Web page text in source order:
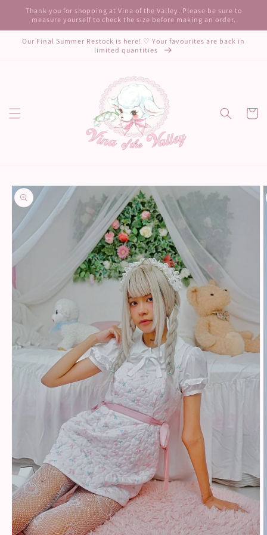
Skip to
content
Thank you for shopping at Vina of the Valley. Please be sure to
measure yourself to check the size before making an order.
Our Final Summer Restock is here! ♡ Your favourites are back in
limited quantities
Cart
Skip to
product
information